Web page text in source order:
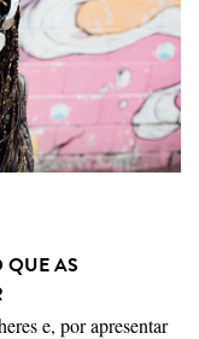
QUE AS
e, por apresentar